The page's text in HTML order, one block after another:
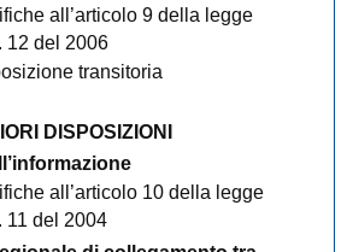
all’articolo 9 della legge
12 del 2006
transitoria
DISPOSIZIONI
all’articolo 10 della legge
11 del 2004